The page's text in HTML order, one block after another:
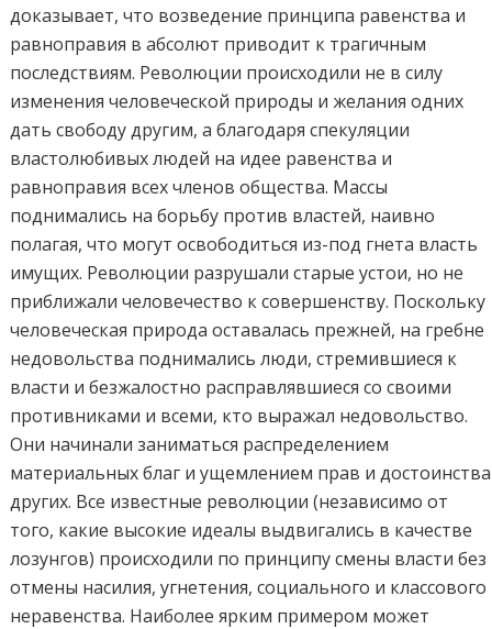
доказывает, что возведение принципа равенства и
равноправия в абсолют приводит к трагичным
последствиям. Революции происходили не в силу
изменения человеческой природы и желания одних
дать свободу другим, а благодаря спекуляции
властолюбивых людей на идее равенства и
равноправия всех членов общества. Массы
поднимались на борьбу против властей, наивно
полагая, что могут освободиться из-под гнета власть
имущих. Революции разрушали старые устои, но не
приближали человечество к совершенству. Поскольку
человеческая природа оставалась прежней, на гребне
недовольства поднимались люди, стремившиеся к
власти и безжалостно расправлявшиеся со своими
противниками и всеми, кто выражал недовольство.
Они начинали заниматься распределением
материальных благ и ущемлением прав и достоинства
других. Все известные революции (независимо от
того, какие высокие идеалы выдвигались в качестве
лозунгов) происходили по принципу смены власти без
отмены насилия, угнетения, социального и классового
неравенства. Наиболее ярким примером может